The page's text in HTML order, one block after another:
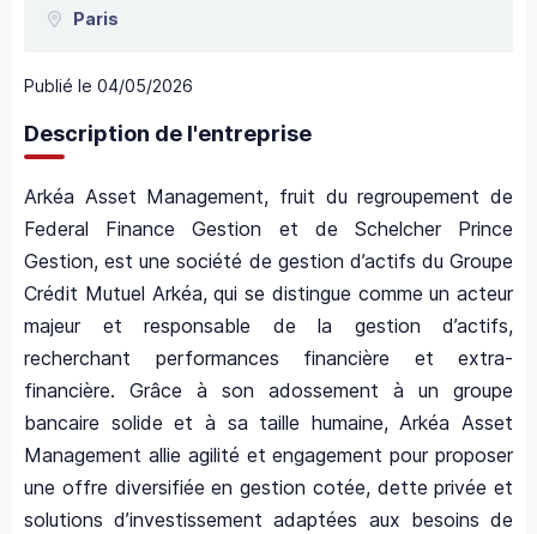
Paris
Publié le 04/05/2026
Description de l'entreprise
Arkéa Asset Management, fruit du regroupement de
Federal Finance Gestion et de Schelcher Prince
Gestion, est une société de gestion d’actifs du Groupe
Crédit Mutuel Arkéa, qui se distingue comme un acteur
majeur et responsable de la gestion d’actifs,
recherchant performances financière et extra-
financière. Grâce à son adossement à un groupe
bancaire solide et à sa taille humaine, Arkéa Asset
Management allie agilité et engagement pour proposer
une offre diversifiée en gestion cotée, dette privée et
solutions d’investissement adaptées aux besoins de